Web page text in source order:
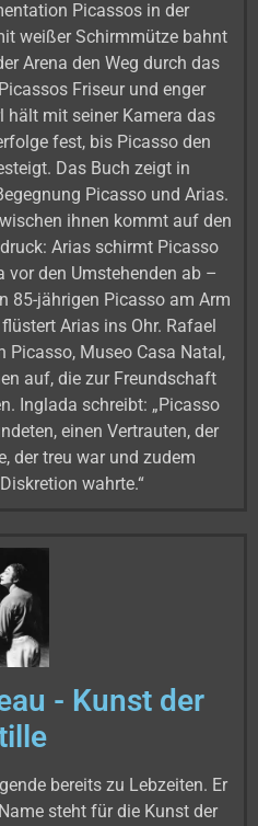
Picassos in der
weißer Schirmmütze bahnt
Arena den Weg durch das
Friseur und enger
hält mit seiner Kamera das
fest, bis Picasso den
Das Buch zeigt in
Picasso und Arias.
ihnen kommt auf den
Arias schirmt Picasso
vor den Umstehenden ab –
85-jährigen Picasso am Arm
Arias ins Ohr. Rafael
Picasso, Museo Casa Natal,
auf, die zur Freundschaft
Inglada schreibt: „Picasso
einen Vertrauten, der
der treu war und zudem
wahrte.“
- Kunst der
bereits zu Lebzeiten. Er
steht für die Kunst der